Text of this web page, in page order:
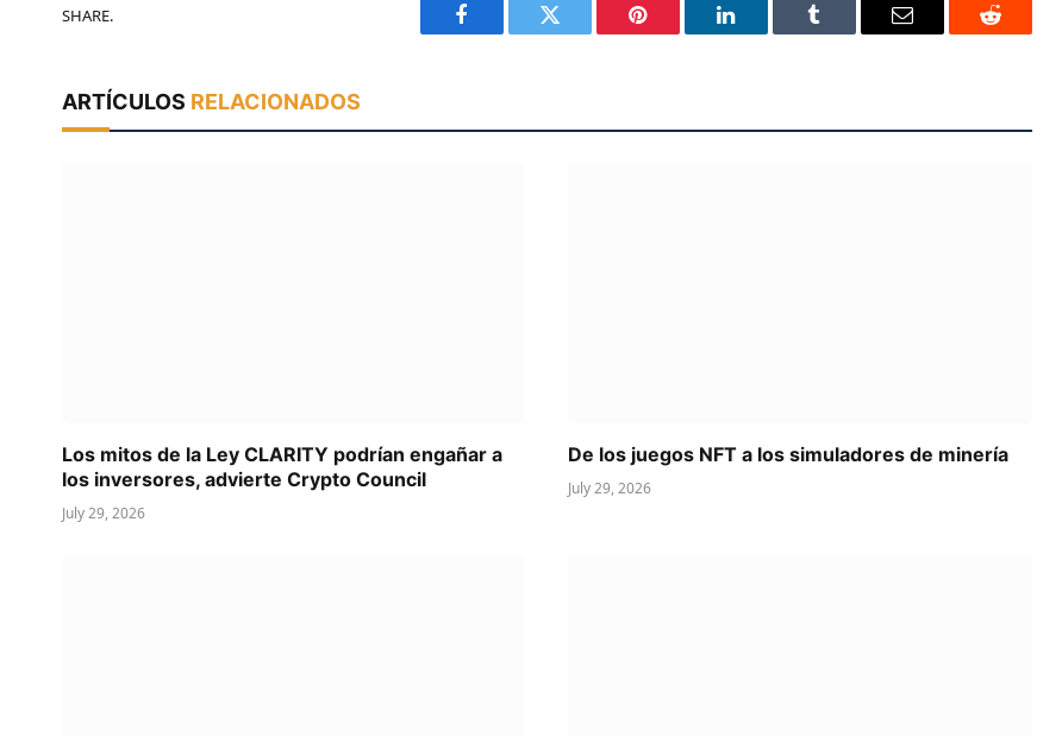
SHARE.
Facebook Twitter Pinterest LinkedIn Tumblr Email Reddit
ARTÍCULOS RELACIONADOS
Los mitos de la Ley CLARITY podrían engañar a
los inversores, advierte Crypto Council
July 29, 2026
De los juegos NFT a los simuladores de minería
July 29, 2026